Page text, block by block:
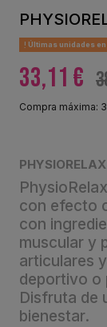
Últimas unidades
33,11 €
Compra máxima: 3
con efecto
con
muscular y
articulares
deportivo o
Disfruta de
bienestar.